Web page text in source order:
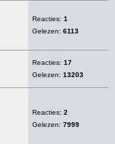
Reacties:1
Gelezen:6113
Reacties:17
Gelezen:13203
Reacties:2
Gelezen:7999